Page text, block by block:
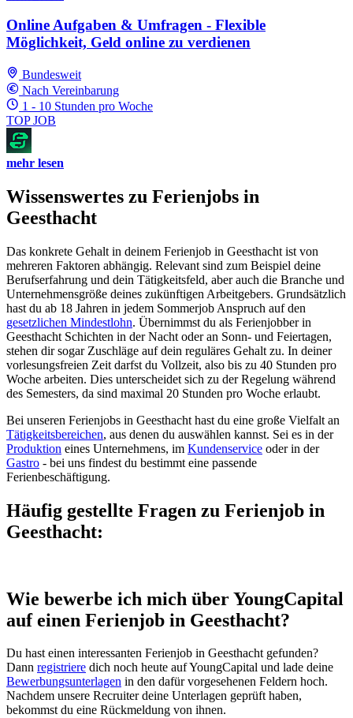
Online Aufgaben & Umfragen - Flexible
Möglichkeit, Geld online zu verdienen
Bundesweit
Nach Vereinbarung
1 - 10 Stunden pro Woche
TOP JOB
mehr lesen
Wissenswertes zu Ferienjobs in
Geesthacht
Das konkrete Gehalt in deinem Ferienjob in Geesthacht ist von
mehreren Faktoren abhängig. Relevant sind zum Beispiel deine
Berufserfahrung und dein Tätigkeitsfeld, aber auch die Branche und
Unternehmensgröße deines zukünftigen Arbeitgebers. Grundsätzlich
hast du ab 18 Jahren in jedem Sommerjob Anspruch auf den
gesetzlichen Mindestlohn. Übernimmst du als Ferienjobber in
Geesthacht Schichten in der Nacht oder an Sonn- und Feiertagen,
stehen dir sogar Zuschläge auf dein reguläres Gehalt zu. In deiner
vorlesungsfreien Zeit darfst du Vollzeit, also bis zu 40 Stunden pro
Woche arbeiten. Dies unterscheidet sich zu der Regelung während
des Semesters, da sind maximal 20 Stunden pro Woche erlaubt.
Bei unseren Ferienjobs in Geesthacht hast du eine große Vielfalt an
Tätigkeitsbereichen, aus denen du auswählen kannst. Sei es in der
Produktion eines Unternehmens, im Kundenservice oder in der
Gastro - bei uns findest du bestimmt eine passende
Ferienbeschäftigung.
Häufig gestellte Fragen zu Ferienjob in
Geesthacht:
Wie bewerbe ich mich über YoungCapital
auf einen Ferienjob in Geesthacht?
Du hast einen interessanten Ferienjob in Geesthacht gefunden?
Dann registriere dich noch heute auf YoungCapital und lade deine
Bewerbungsunterlagen in den dafür vorgesehenen Feldern hoch.
Nachdem unsere Recruiter deine Unterlagen geprüft haben,
bekommst du eine Rückmeldung von ihnen.